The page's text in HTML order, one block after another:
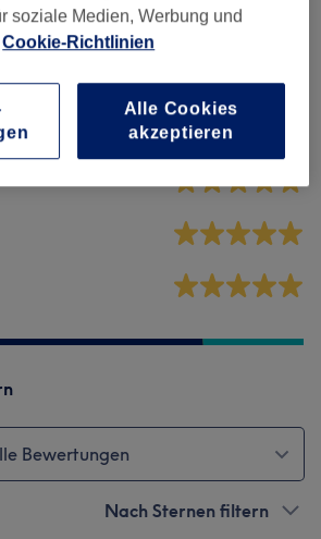
331 Bewertungen
Bewertungen
Nach Sternen filtern
soziale Medien, Werbung und
Cookie-Richtlinien
Alle Cookies
akzeptieren